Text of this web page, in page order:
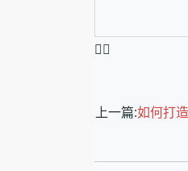
❤️‍🔥
上一篇:如何打